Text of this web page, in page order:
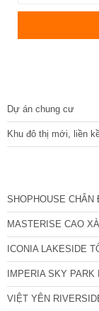
Dự án chung cư
Khu đô thị mới, liền
SHOPHOUSE CHÂN
MASTERISE CAO
ICONIA LAKESIDE
IMPERIA SKY PARK
VIỆT YÊN